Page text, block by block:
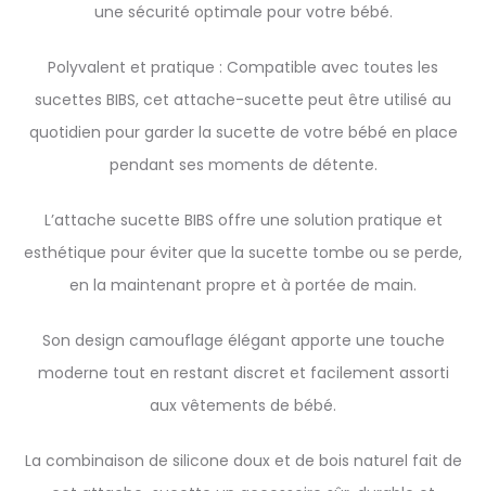
une sécurité optimale pour votre bébé.
Polyvalent et pratique : Compatible avec toutes les
sucettes BIBS, cet attache-sucette peut être utilisé au
quotidien pour garder la sucette de votre bébé en place
pendant ses moments de détente.
L’attache sucette BIBS offre une solution pratique et
esthétique pour éviter que la sucette tombe ou se perde,
en la maintenant propre et à portée de main.
Son design camouflage élégant apporte une touche
moderne tout en restant discret et facilement assorti
aux vêtements de bébé.
La combinaison de silicone doux et de bois naturel fait de